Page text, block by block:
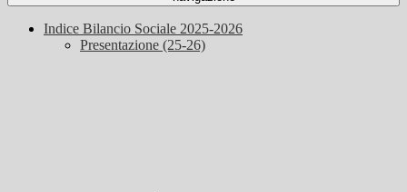
Indice Bilancio Sociale 2025-2026
Presentazione (25-26)